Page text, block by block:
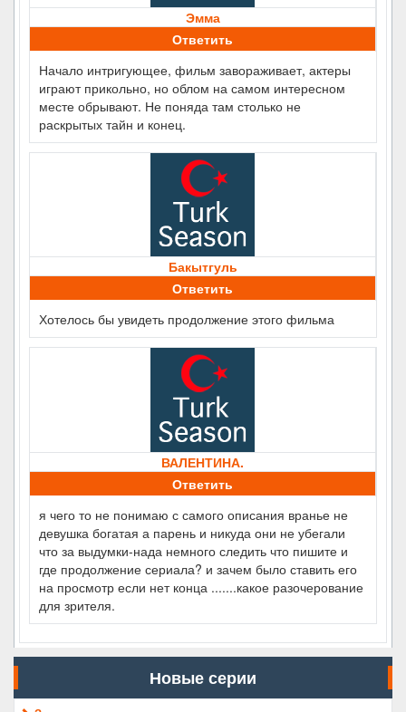
Эмма
Ответить
Начало интригующее, фильм завораживает, актеры
играют прикольно, но облом на самом интересном
месте обрывают. Не поняда там столько не
раскрытых тайн и конец.
Бакытгуль
Ответить
Хотелось бы увидеть продолжение этого фильма
ВАЛЕНТИНА.
Ответить
я чего то не понимаю с самого описания вранье не
девушка богатая а парень и никуда они не убегали
что за выдумки-нада немного следить что пишите и
где продолжение сериала? и зачем было ставить его
на просмотр если нет конца .......какое разочерование
для зрителя.
Новые серии